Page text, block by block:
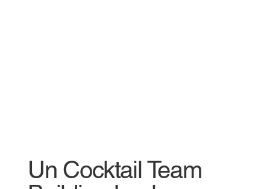
Un Cocktail Team